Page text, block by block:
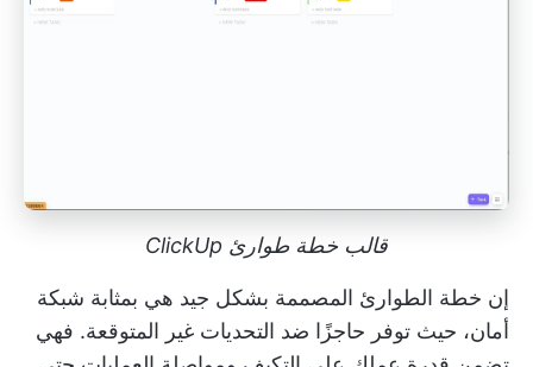
قالب خطة طوارئ ClickUp
إن خطة الطوارئ المصممة بشكل جيد هي بمثابة شبكة
أمان، حيث توفر حاجزًا ضد التحديات غير المتوقعة. فهي